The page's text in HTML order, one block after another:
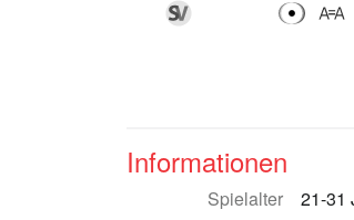
Informationen
Spielalter
21-31